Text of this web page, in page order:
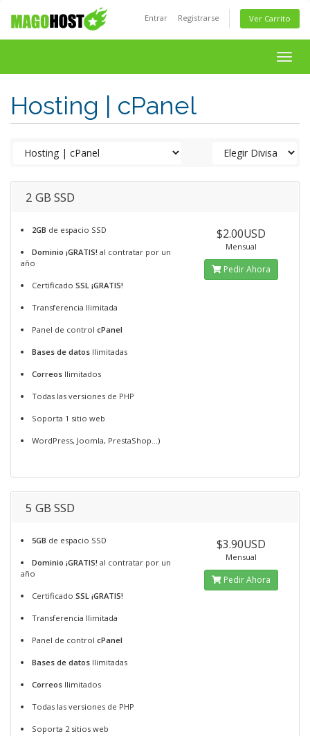
Entrar Registrarse Ver Carrito
Hosting | cPanel
2 GB SSD
2GB de espacio SSD
Dominio ¡GRATIS! al contratar por un
año
CertificadoSSL ¡GRATIS!
Transferencia Ilimitada
Panel de controlcPanel
Bases de datos Ilimitadas
Correos Ilimitados
Todas las versiones de PHP
Soporta 1 sitio web
WordPress, Joomla, PrestaShop...)
$2.00USD
Mensual
Pedir Ahora
5 GB SSD
5GB de espacio SSD
Dominio ¡GRATIS! al contratar por un
año
CertificadoSSL ¡GRATIS!
Transferencia Ilimitada
Panel de controlcPanel
Bases de datos Ilimitadas
Correos Ilimitados
Todas las versiones de PHP
Soporta 2 sitios web
$3.90USD
Mensual
Pedir Ahora